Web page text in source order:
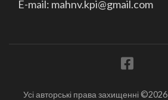
E-mail: mahnv.kpi@gmail.com
Усі авторські права захищенні ©2026